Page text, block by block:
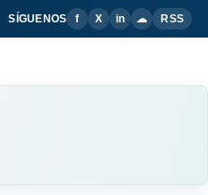
SÍGUENOS f X in ☁ RSS